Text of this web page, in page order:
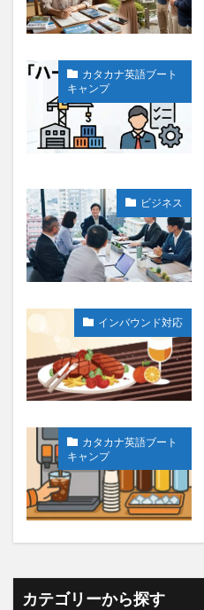
カタカナ英語ブート
キャンプ
ビジネス
インバウンド対応
カタカナ英語ブート
キャンプ
カテゴリーから探す